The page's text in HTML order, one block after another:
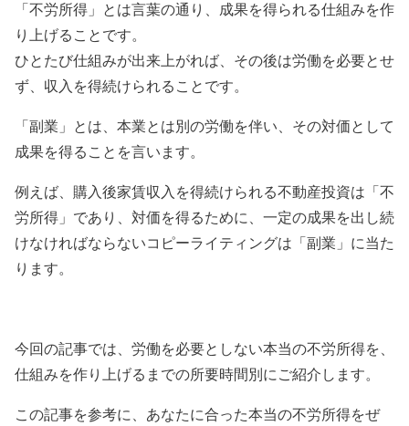
「不労所得」とは言葉の通り、成果を得られる仕組みを作
り上げることです。
ひとたび仕組みが出来上がれば、その後は労働を必要とせ
ず、収入を得続けられることです。
「副業」とは、本業とは別の労働を伴い、その対価として
成果を得ることを言います。
例えば、購入後家賃収入を得続けられる不動産投資は「不
労所得」であり、対価を得るために、一定の成果を出し続
けなければならないコピーライティングは「副業」に当た
ります。
今回の記事では、労働を必要としない本当の不労所得を、
仕組みを作り上げるまでの所要時間別にご紹介します。
この記事を参考に、あなたに合った本当の不労所得をぜ